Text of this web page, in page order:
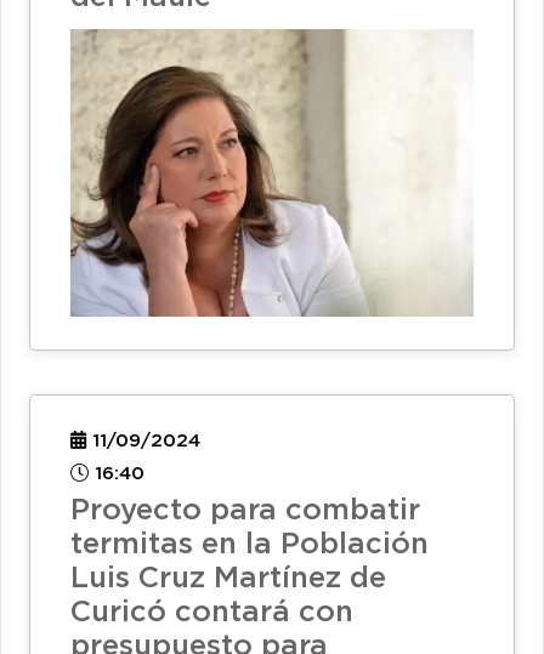
11/09/2024
16:40
Proyecto para combatir
termitas en la Población
Luis Cruz Martínez de
Curicó contará con
presupuesto para